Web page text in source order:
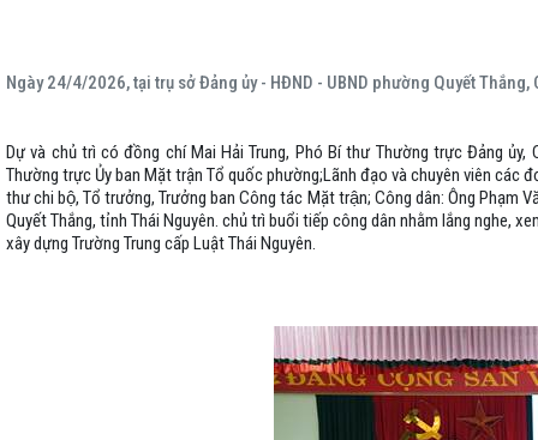
Ngày 24/4/2026, tại trụ sở Đảng ủy - HĐND - UBND phường Quyết
Dự và chủ trì có đồng chí Mai Hải Trung, Phó Bí thư Thường trực Đảng ủy,
Thường trực Ủy ban Mặt trận Tổ quốc phường;Lãnh đạo và chuyên viên các
thư chi bộ, Tổ trưởng, Trưởng ban Công tác Mặt trận; Công dân: Ông Phạm
Quyết Thắng, tỉnh Thái Nguyên. chủ trì buổi tiếp công dân nhằm lắng nghe,
xây dựng Trường Trung cấp Luật Thái Nguyên.